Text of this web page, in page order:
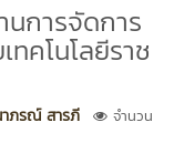
นการจัดการ
คโนโลยีราช
ภรณ์ สารภี
จำนวน